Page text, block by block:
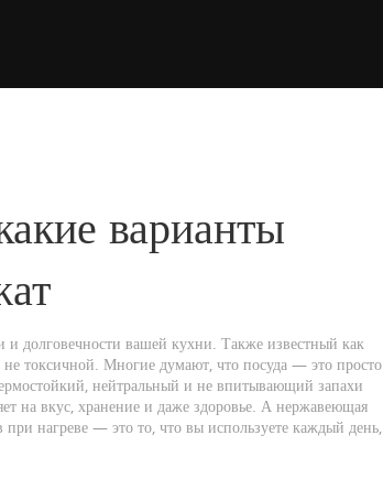
варианты
и долговечности вашей кухни. Также известный как
не токсичной. Многие думают, что посуда — это просто
нейтральный и не впитывающий запахи
на вкус, хранение и даже здоровье. А нержавеющая
при нагреве — это то, что вы используете каждый день,